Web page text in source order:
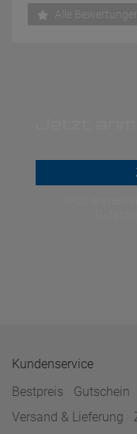
Alle
Kundenservice
Bestpreis
Gutschein
Versand & Lieferung